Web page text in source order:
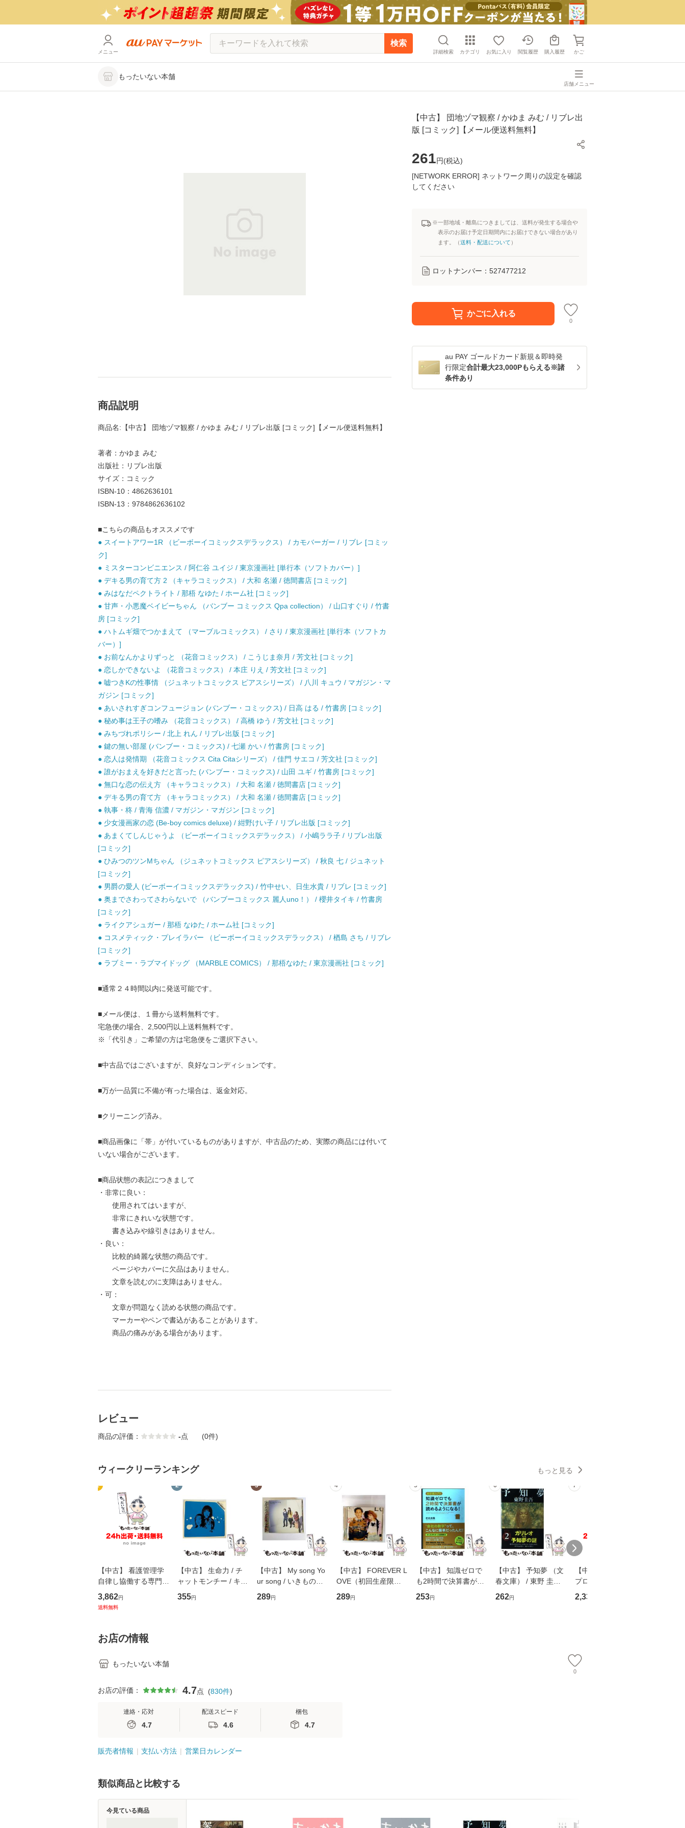
メニュー
検索
詳細検索 カテゴリ お気に入り 閲覧履歴 購入履歴 かご
もったいない本舗
店舗メニュー
【中古】 団地ヅマ観察 / かゆま みむ / リブレ出
版 [コミック]【メール便送料無料】
261円(税込)
[NETWORK ERROR] ネットワーク周りの設定を確認
してください
※一部地域・離島につきましては、送料が発生する場合や
表示のお届け予定日期間内にお届けできない場合があり
ます。（送料・配送について ）
ロットナンバー： 527477212
かごに入れる
0
au PAY ゴールドカード新規＆即時発
行限定合計最大23,000Pもらえる※諸
条件あり
商品説明
商品名:【中古】 団地ヅマ観察 / かゆま みむ / リブレ出版 [コミック]【メール便送料無料】
著者：かゆま みむ
出版社：リブレ出版
サイズ：コミック
ISBN-10：4862636101
ISBN-13：9784862636102
■こちらの商品もオススメです
● スイートアワー1R （ビーボーイコミックスデラックス） / カモバーガー / リブレ [コミッ
ク]
● ミスターコンビニエンス / 阿仁谷 ユイジ / 東京漫画社 [単行本（ソフトカバー）]
● デキる男の育て方 2 （キャラコミックス） / 大和 名瀬 / 徳間書店 [コミック]
● みはなだペクトライト / 那梧 なゆた / ホーム社 [コミック]
● 甘声・小悪魔ベイビーちゃん （バンブー コミックス Qpa collection） / 山口すぐり / 竹書
房 [コミック]
● ハトムギ畑でつかまえて （マーブルコミックス） / さり / 東京漫画社 [単行本（ソフトカ
バー）]
● お前なんかよりずっと （花音コミックス） / こうじま奈月 / 芳文社 [コミック]
● 恋しかできないよ （花音コミックス） / 本庄 りえ / 芳文社 [コミック]
● 嘘つきKの性事情 （ジュネットコミックス ピアスシリーズ） / 八川 キュウ / マガジン・マ
ガジン [コミック]
● あいされすぎコンフュージョン (バンブー・コミックス) / 日高 はる / 竹書房 [コミック]
● 秘め事は王子の嗜み （花音コミックス） / 高橋 ゆう / 芳文社 [コミック]
● みちづれポリシー / 北上 れん / リブレ出版 [コミック]
● 鍵の無い部屋 (バンブー・コミックス) / 七瀬 かい / 竹書房 [コミック]
● 恋人は発情期 （花音コミックス Cita Citaシリーズ） / 佳門 サエコ / 芳文社 [コミック]
● 誰がおまえを好きだと言った (バンブー・コミックス) / 山田 ユギ / 竹書房 [コミック]
● 無口な恋の伝え方 （キャラコミックス） / 大和 名瀬 / 徳間書店 [コミック]
● デキる男の育て方 （キャラコミックス） / 大和 名瀬 / 徳間書店 [コミック]
● 執事・柊 / 青海 信濃 / マガジン・マガジン [コミック]
● 少女漫画家の恋 (Be-boy comics deluxe) / 紺野けい子 / リブレ出版 [コミック]
● あまくてしんじゃうよ （ビーボーイコミックスデラックス） / 小嶋ララ子 / リブレ出版
[コミック]
● ひみつのツンMちゃん （ジュネットコミックス ピアスシリーズ） / 秋良 七 / ジュネット
[コミック]
● 男爵の愛人 (ビーボーイコミックスデラックス) / 竹中せい、日生水貴 / リブレ [コミック]
● 奥までさわってさわらないで （バンブーコミックス 麗人uno！） / 櫻井タイキ / 竹書房
[コミック]
● ライクアシュガー / 那梧 なゆた / ホーム社 [コミック]
● コスメティック・プレイラバー （ビーボーイコミックスデラックス） / 楢島 さち / リブレ
[コミック]
● ラブミー・ラブマイドッグ （MARBLE COMICS） / 那梧なゆた / 東京漫画社 [コミック]
■通常２４時間以内に発送可能です。
■メール便は、１冊から送料無料です。
宅急便の場合、2,500円以上送料無料です。
※「代引き」ご希望の方は宅急便をご選択下さい。
■中古品ではございますが、良好なコンディションです。
■万が一品質に不備が有った場合は、返金対応。
■クリーニング済み。
■商品画像に「帯」が付いているものがありますが、中古品のため、実際の商品には付いて
いない場合がございます。
■商品状態の表記につきまして
・非常に良い：
使用されてはいますが、
非常にきれいな状態です。
書き込みや線引きはありません。
・良い：
比較的綺麗な状態の商品です。
ページやカバーに欠品はありません。
文章を読むのに支障はありません。
・可：
文章が問題なく読める状態の商品です。
マーカーやペンで書込があることがあります。
商品の痛みがある場合があります。
レビュー
商品の評価： -点 (0件)
ウィークリーランキング もっと見る
1
【中古】 看護管理学
自律し協働する専門職
の看護マネジメントス
キル 改訂第3版 (看護
堂 [単行
3,862円
送料無料
2
【中古】 生命力 / チ
ャットモンチー / キュ
ーンレコード [CD]
【メール便送料無料】
355円
3
【中古】 My song Yo
ur song / いきものが
かり / [CD]【メール便
送料無料】
289円
4
【中古】 FOREVER L
OVE（初回生産限定
盤） / 清水翔太×加藤
ミリヤ / [CD]【メール
289円
5
【中古】 知識ゼロで
も2時間で決算書が読
めるようになる！ 会
計超入門！ / 佐伯 良
253円
6
【中古】 予知夢 （文
春文庫） / 東野 圭吾 /
文藝春秋 [文庫]【メー
ル便送料無料】
262円
7
【中古】 野ブタ。を
プロデュース [DVD-B
OX] / バップ [DVD]
【メール便送料無料】
2,335
お店の情報
もったいない本舗
0
お店の評価： 4.7点 (830件)
連絡・応対
4.7
配送スピード
4.6
梱包
4.7
販売者情報 支払い方法 営業日カレンダー
類似商品と比較する
今見ている商品